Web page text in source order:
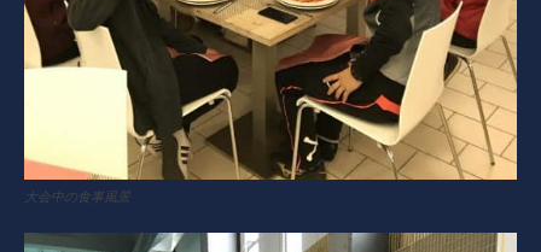
大会中の食事風景